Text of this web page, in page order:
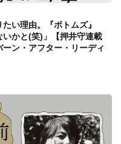
い理由。『ボトムズ』
かと(笑)」【押井守連載
ーン・アフター・リーディ